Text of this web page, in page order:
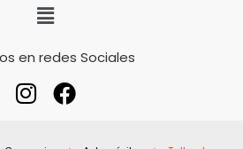
en redes Sociales